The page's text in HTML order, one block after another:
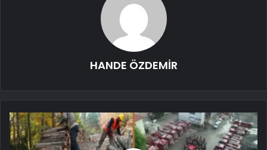
HANDE ÖZDEMİR